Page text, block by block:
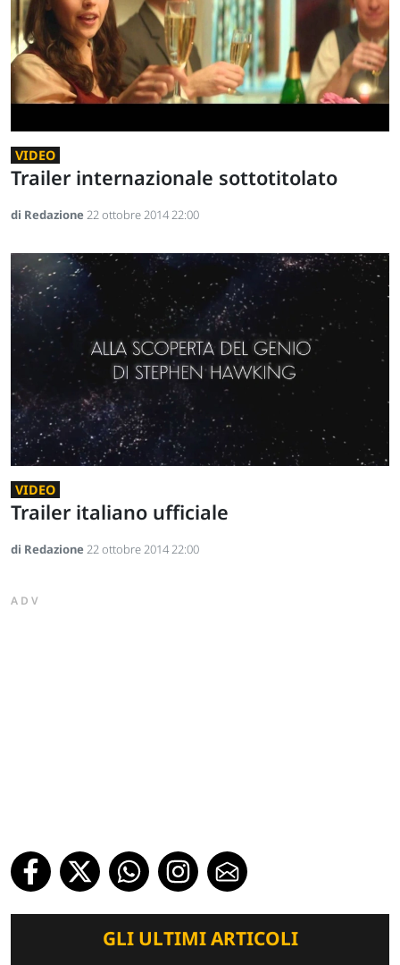
VIDEO
Trailer internazionale sottotitolato
di Redazione22 ottobre 2014 22:00
VIDEO
Trailer italiano ufficiale
di Redazione22 ottobre 2014 22:00
ADV
GLI ULTIMI ARTICOLI